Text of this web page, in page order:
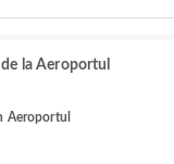
la Aeroportul
Aeroportul